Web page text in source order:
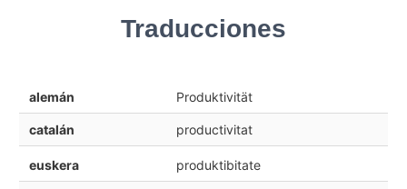
Traducciones
alemán Produktivität
catalán productivitat
euskera produktibitate